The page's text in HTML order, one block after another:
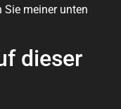
meiner unten
dieser